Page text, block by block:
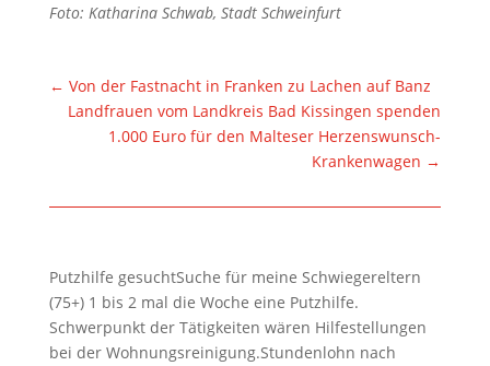
Foto: Katharina Schwab, Stadt Schweinfurt
← Von der Fastnacht in Franken zu Lachen auf Banz
Landfrauen vom Landkreis Bad Kissingen spenden
1.000 Euro für den Malteser Herzenswunsch-
Krankenwagen →
Putzhilfe gesuchtSuche für meine Schwiegereltern
(75+) 1 bis 2 mal die Woche eine Putzhilfe.
Schwerpunkt der Tätigkeiten wären Hilfestellungen
bei der Wohnungsreinigung.Stundenlohn nach